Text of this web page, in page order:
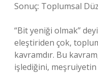
Sonuç: Toplumsal
“Bit yeniği olmak”
eleştiriden çok,
kavramdır. Bu
işlediğini, meşruiyetin